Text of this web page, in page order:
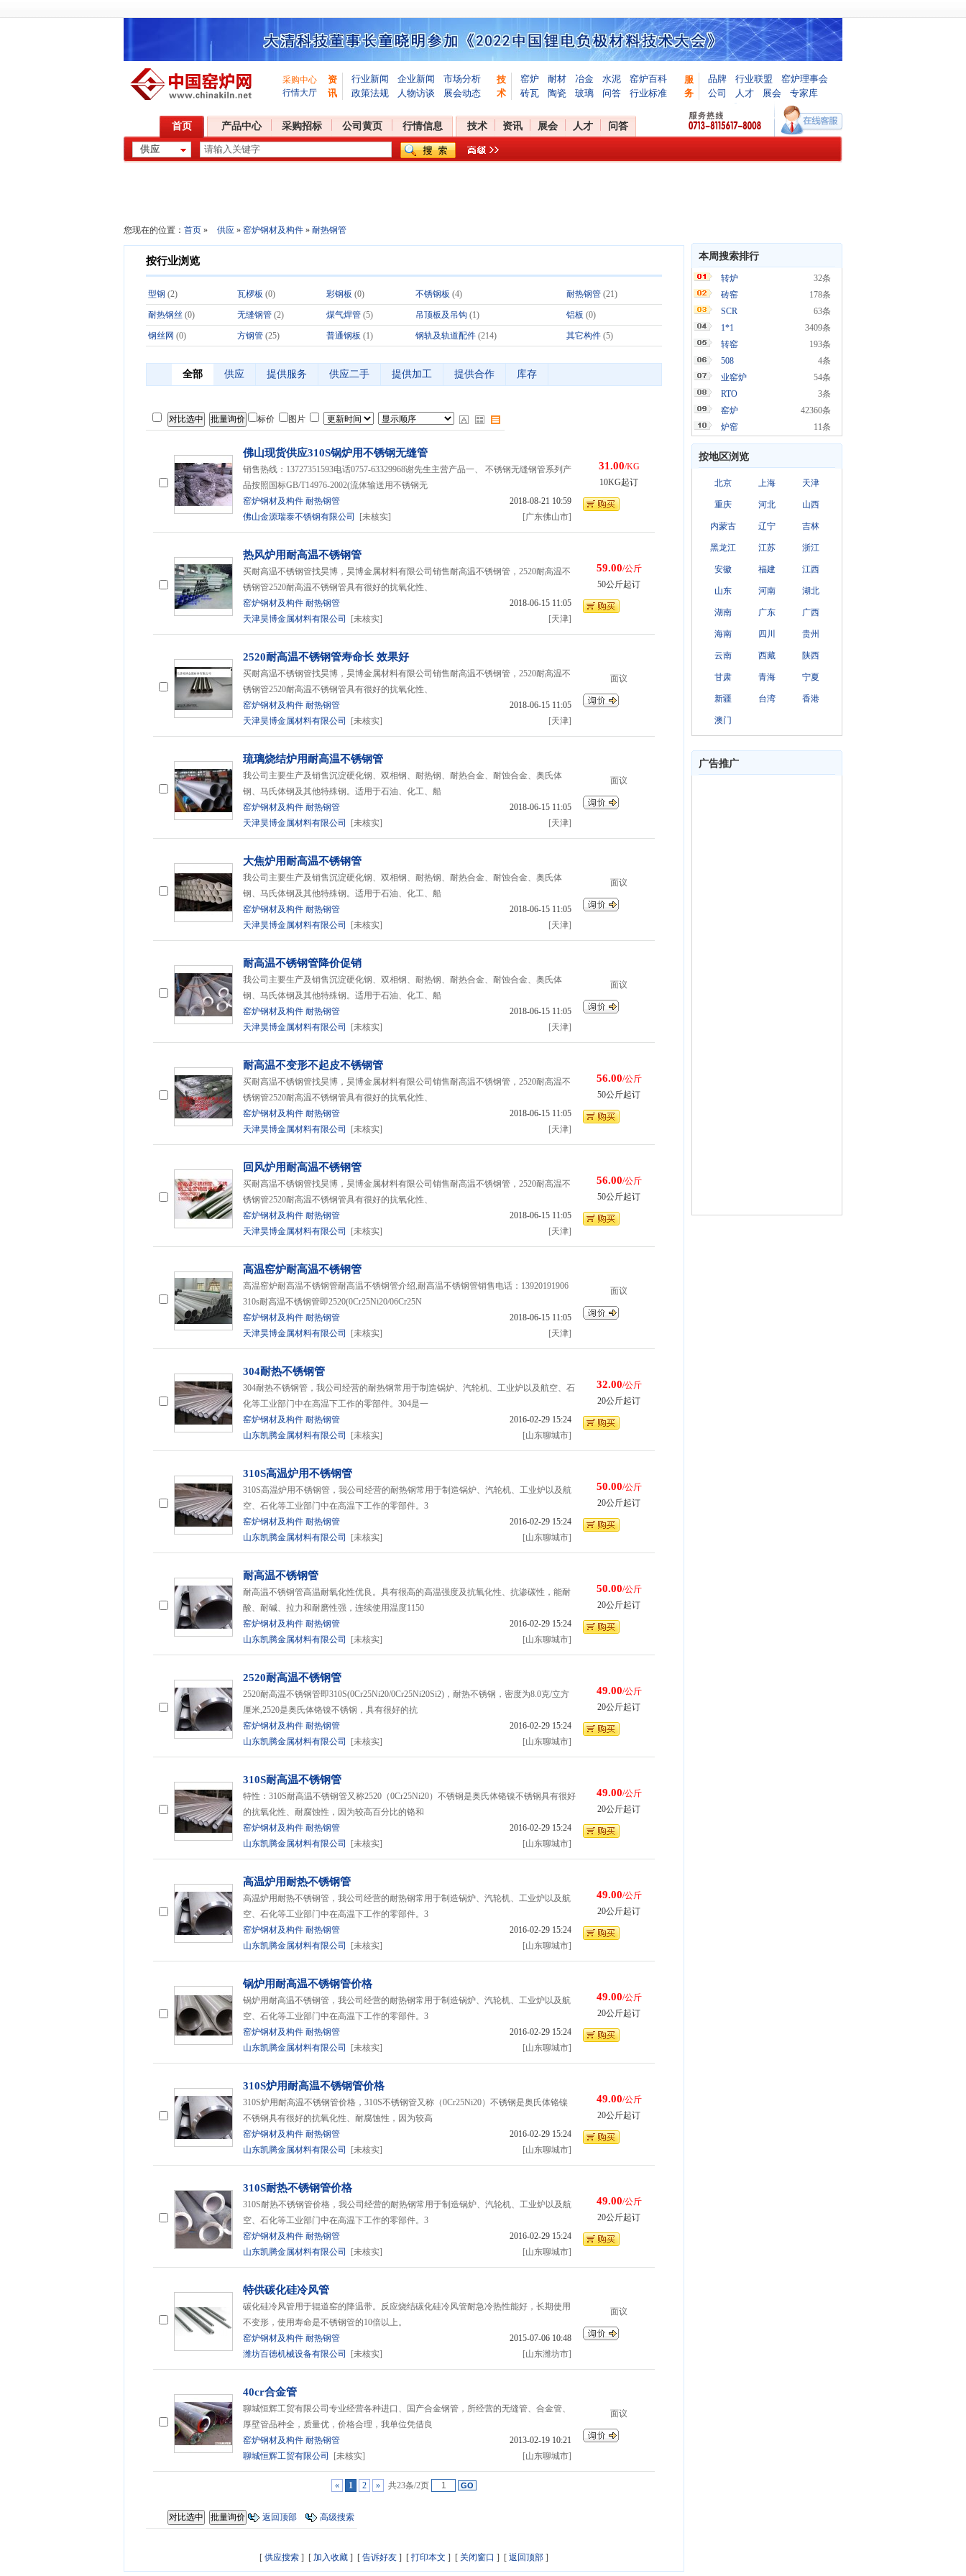
采购中心
行情大厅
资
讯
行业新闻 企业新闻
市场分析
政策法规
人物访谈 展会动态
技
术
窑炉 耐材 冶金 水泥
窑炉百科
砖瓦
陶瓷 玻璃 问答 行业标准
服
务
品牌 行业联盟
窑炉理事会
公司
人才 展会 专家库
首页 产品中心 采购招标 公司黄页 行情信息 技术 资讯 展会 人才 问答
您现在的位置： 首页 » 供应 » 窑炉钢材及构件 » 耐热钢管
按行业浏览
型钢 (2) 瓦椤板 (0) 彩钢板 (0) 不锈钢板 (4) 耐热钢管 (21)
耐热钢丝 (0) 无缝钢管 (2) 煤气焊管 (5) 吊顶板及吊钩 (1) 铝板 (0)
钢丝网 (0) 方钢管 (25) 普通钢板 (1) 钢轨及轨道配件 (214) 其它构件 (5)
全部 供应 提供服务 供应二手 提供加工 提供合作 库存
标价 图片
佛山现货供应310S锅炉用不锈钢无缝管
销售热线：13727351593电话0757-63329968谢先生主营产品一、 不锈钢无缝钢管系列产
品按照国标GB/T14976-2002(流体输送用不锈钢无
2018-08-21 10:59
窑炉钢材及构件 耐热钢管
[广东佛山市]
佛山金源瑞泰不锈钢有限公司 [未核实]
31.00/KG
10KG起订
热风炉用耐高温不锈钢管
买耐高温不锈钢管找昊博，昊博金属材料有限公司销售耐高温不锈钢管，2520耐高温不
锈钢管2520耐高温不锈钢管具有很好的抗氧化性、
2018-06-15 11:05
窑炉钢材及构件 耐热钢管
[天津]
天津昊博金属材料有限公司 [未核实]
59.00/公斤
50公斤起订
2520耐高温不锈钢管寿命长 效果好
买耐高温不锈钢管找昊博，昊博金属材料有限公司销售耐高温不锈钢管，2520耐高温不
锈钢管2520耐高温不锈钢管具有很好的抗氧化性、
2018-06-15 11:05
窑炉钢材及构件 耐热钢管
[天津]
天津昊博金属材料有限公司 [未核实]
面议
琉璃烧结炉用耐高温不锈钢管
我公司主要生产及销售沉淀硬化钢、双相钢、耐热钢、耐热合金、耐蚀合金、奥氏体
钢、马氏体钢及其他特殊钢。适用于石油、化工、船
2018-06-15 11:05
窑炉钢材及构件 耐热钢管
[天津]
天津昊博金属材料有限公司 [未核实]
面议
大焦炉用耐高温不锈钢管
我公司主要生产及销售沉淀硬化钢、双相钢、耐热钢、耐热合金、耐蚀合金、奥氏体
钢、马氏体钢及其他特殊钢。适用于石油、化工、船
2018-06-15 11:05
窑炉钢材及构件 耐热钢管
[天津]
天津昊博金属材料有限公司 [未核实]
面议
耐高温不锈钢管降价促销
我公司主要生产及销售沉淀硬化钢、双相钢、耐热钢、耐热合金、耐蚀合金、奥氏体
钢、马氏体钢及其他特殊钢。适用于石油、化工、船
2018-06-15 11:05
窑炉钢材及构件 耐热钢管
[天津]
天津昊博金属材料有限公司 [未核实]
面议
耐高温不变形不起皮不锈钢管
买耐高温不锈钢管找昊博，昊博金属材料有限公司销售耐高温不锈钢管，2520耐高温不
锈钢管2520耐高温不锈钢管具有很好的抗氧化性、
2018-06-15 11:05
窑炉钢材及构件 耐热钢管
[天津]
天津昊博金属材料有限公司 [未核实]
56.00/公斤
50公斤起订
回风炉用耐高温不锈钢管
买耐高温不锈钢管找昊博，昊博金属材料有限公司销售耐高温不锈钢管，2520耐高温不
锈钢管2520耐高温不锈钢管具有很好的抗氧化性、
2018-06-15 11:05
窑炉钢材及构件 耐热钢管
[天津]
天津昊博金属材料有限公司 [未核实]
56.00/公斤
50公斤起订
高温窑炉耐高温不锈钢管
高温窑炉耐高温不锈钢管耐高温不锈钢管介绍,耐高温不锈钢管销售电话：13920191906
310s耐高温不锈钢管即2520(0Cr25Ni20/06Cr25N
2018-06-15 11:05
窑炉钢材及构件 耐热钢管
[天津]
天津昊博金属材料有限公司 [未核实]
面议
304耐热不锈钢管
304耐热不锈钢管，我公司经营的耐热钢常用于制造锅炉、汽轮机、工业炉以及航空、石
化等工业部门中在高温下工作的零部件。304是一
2016-02-29 15:24
窑炉钢材及构件 耐热钢管
[山东聊城市]
山东凯腾金属材料有限公司 [未核实]
32.00/公斤
20公斤起订
310S高温炉用不锈钢管
310S高温炉用不锈钢管，我公司经营的耐热钢常用于制造锅炉、汽轮机、工业炉以及航
空、石化等工业部门中在高温下工作的零部件。3
2016-02-29 15:24
窑炉钢材及构件 耐热钢管
[山东聊城市]
山东凯腾金属材料有限公司 [未核实]
50.00/公斤
20公斤起订
耐高温不锈钢管
耐高温不锈钢管高温耐氧化性优良。具有很高的高温强度及抗氧化性、抗渗碳性，能耐
酸、耐碱、拉力和耐磨性强，连续使用温度1150
2016-02-29 15:24
窑炉钢材及构件 耐热钢管
[山东聊城市]
山东凯腾金属材料有限公司 [未核实]
50.00/公斤
20公斤起订
2520耐高温不锈钢管
2520耐高温不锈钢管即310S(0Cr25Ni20/0Cr25Ni20Si2)，耐热不锈钢，密度为8.0克/立方
厘米,2520是奥氏体铬镍不锈钢，具有很好的抗
2016-02-29 15:24
窑炉钢材及构件 耐热钢管
[山东聊城市]
山东凯腾金属材料有限公司 [未核实]
49.00/公斤
20公斤起订
310S耐高温不锈钢管
特性：310S耐高温不锈钢管又称2520（0Cr25Ni20）不锈钢是奥氏体铬镍不锈钢具有很好
的抗氧化性、耐腐蚀性，因为较高百分比的铬和
2016-02-29 15:24
窑炉钢材及构件 耐热钢管
[山东聊城市]
山东凯腾金属材料有限公司 [未核实]
49.00/公斤
20公斤起订
高温炉用耐热不锈钢管
高温炉用耐热不锈钢管，我公司经营的耐热钢常用于制造锅炉、汽轮机、工业炉以及航
空、石化等工业部门中在高温下工作的零部件。3
2016-02-29 15:24
窑炉钢材及构件 耐热钢管
[山东聊城市]
山东凯腾金属材料有限公司 [未核实]
49.00/公斤
20公斤起订
锅炉用耐高温不锈钢管价格
锅炉用耐高温不锈钢管，我公司经营的耐热钢常用于制造锅炉、汽轮机、工业炉以及航
空、石化等工业部门中在高温下工作的零部件。3
2016-02-29 15:24
窑炉钢材及构件 耐热钢管
[山东聊城市]
山东凯腾金属材料有限公司 [未核实]
49.00/公斤
20公斤起订
310S炉用耐高温不锈钢管价格
310S炉用耐高温不锈钢管价格，310S不锈钢管又称（0Cr25Ni20）不锈钢是奥氏体铬镍
不锈钢具有很好的抗氧化性、耐腐蚀性，因为较高
2016-02-29 15:24
窑炉钢材及构件 耐热钢管
[山东聊城市]
山东凯腾金属材料有限公司 [未核实]
49.00/公斤
20公斤起订
310S耐热不锈钢管价格
310S耐热不锈钢管价格，我公司经营的耐热钢常用于制造锅炉、汽轮机、工业炉以及航
空、石化等工业部门中在高温下工作的零部件。3
2016-02-29 15:24
窑炉钢材及构件 耐热钢管
[山东聊城市]
山东凯腾金属材料有限公司 [未核实]
49.00/公斤
20公斤起订
特供碳化硅冷风管
碳化硅冷风管用于辊道窑的降温带。反应烧结碳化硅冷风管耐急冷热性能好，长期使用
不变形，使用寿命是不锈钢管的10倍以上。
2015-07-06 10:48
窑炉钢材及构件 耐热钢管
[山东潍坊市]
潍坊百德机械设备有限公司 [未核实]
面议
40cr合金管
聊城恒辉工贸有限公司专业经营各种进口、国产合金钢管，所经营的无缝管、合金管、
厚壁管品种全，质量优，价格合理，我单位凭借良
2013-02-19 10:21
窑炉钢材及构件 耐热钢管
[山东聊城市]
聊城恒辉工贸有限公司 [未核实]
面议
« 1 2 » 共23条/2页
返回顶部 高级搜索
[ 供应搜索 ] [ 加入收藏 ] [ 告诉好友 ] [ 打印本文 ] [ 关闭窗口 ] [ 返回顶部 ]
本周搜索排行
32条
转炉
178条
砖窑
63条
SCR
3409条
1*1
193条
转窑
4条
508
54条
业窑炉
3条
RTO
42360条
窑炉
11条
炉窑
按地区浏览
北京 上海 天津
重庆 河北 山西
内蒙古 辽宁 吉林
黑龙江 江苏 浙江
安徽 福建 江西
山东 河南 湖北
湖南 广东 广西
海南 四川 贵州
云南 西藏 陕西
甘肃 青海 宁夏
新疆 台湾 香港
澳门
广告推广